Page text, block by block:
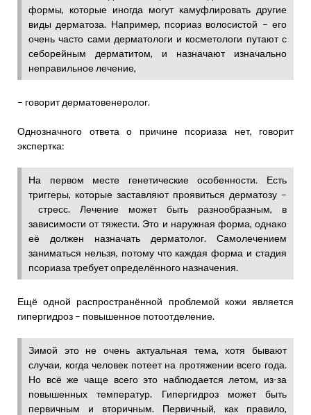
формы, которые иногда могут камуфлировать другие
виды дерматоза. Например, псориаз волосистой – его
очень часто сами дерматологи и косметологи путают с
себорейным дерматитом, и назначают изначально
неправильное лечение,
– говорит дерматовенеролог.
Однозначного ответа о причине псориаза нет, говорит
экспертка:
На первом месте генетические особенности. Есть
триггеры, которые заставляют проявиться дерматозу –
стресс. Лечение может быть разнообразным, в
зависимости от тяжести. Это и наружная форма, однако
её должен назначать дерматолог. Самолечением
заниматься нельзя, потому что каждая форма и стадия
псориаза требует определённого назначения.
Ещё одной распространённой проблемой кожи является
гипергидроз – повышенное потоотделение.
Зимой это не очень актуальная тема, хотя бывают
случаи, когда человек потеет на протяжении всего года.
Но всё же чаще всего это наблюдается летом, из-за
повышенных температур. Гипергидроз может быть
первичным и вторичным. Первичный, как правило,